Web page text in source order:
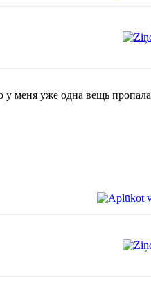
у меня уже одна вещь пропала